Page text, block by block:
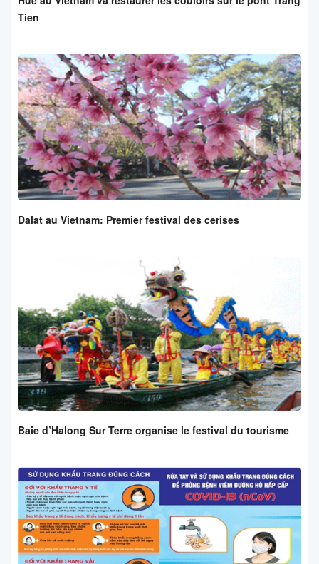
Tien
Dalat au Vietnam: Premier festival des cerises
Baie d’Halong Sur Terre organise le festival du tourisme